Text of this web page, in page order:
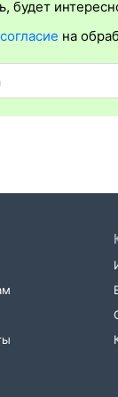
регистрации еще и
будет
согласие на